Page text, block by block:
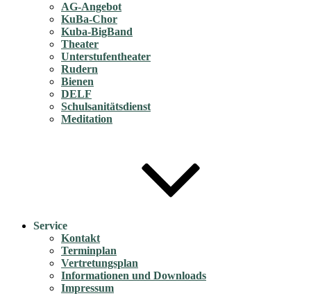
AG-Angebot
KuBa-Chor
Kuba-BigBand
Theater
Unterstufentheater
Rudern
Bienen
DELF
Schulsanitätsdienst
Meditation
Service
Kontakt
Terminplan
Vertretungsplan
Informationen und Downloads
Impressum